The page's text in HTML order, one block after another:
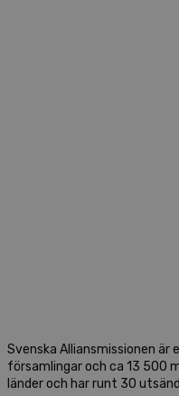
Svenska Alliansmissionen
församlingar och ca 13 500
länder och har runt 30